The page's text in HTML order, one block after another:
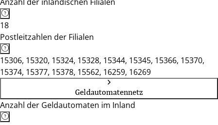
18
Postleitzahlen der Filialen
15306, 15320, 15324, 15328, 15344, 15345, 15366, 15370,
15374, 15377, 15378, 15562, 16259, 16269
Geldautomatennetz
Anzahl der Geldautomaten im Inland